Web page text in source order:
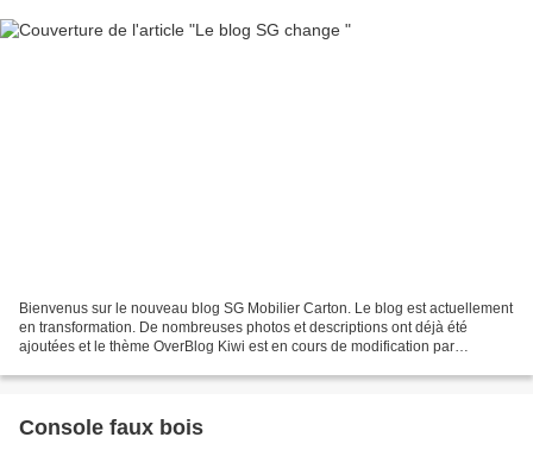
Bienvenus sur le nouveau blog SG Mobilier Carton. Le blog est actuellement
en transformation. De nombreuses photos et descriptions ont déjà été
ajoutées et le thème OverBlog Kiwi est en cours de modification par
Console faux bois